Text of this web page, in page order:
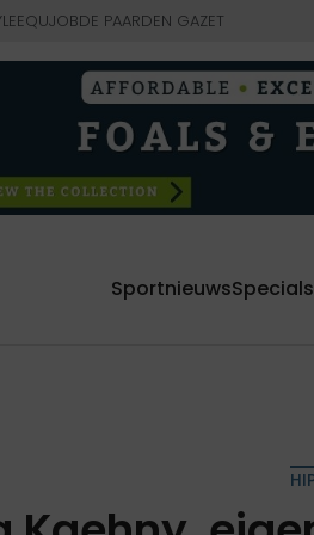
EQUJOBDE PAARDEN GAZET
SportnieuwsSpecials